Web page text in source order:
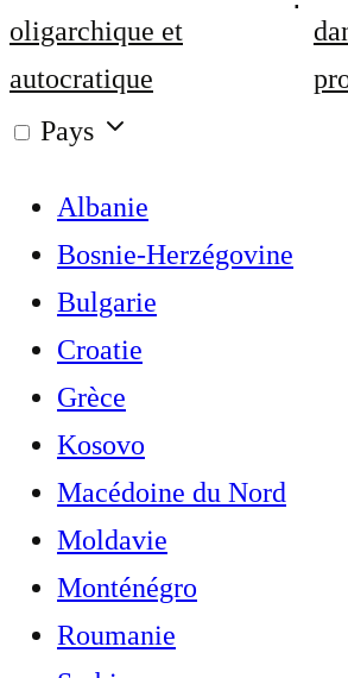
oligarchique et
autocratique
Pays
Albanie
Bosnie-Herzégovine
Bulgarie
Croatie
Grèce
Kosovo
Macédoine du Nord
Moldavie
Monténégro
Roumanie